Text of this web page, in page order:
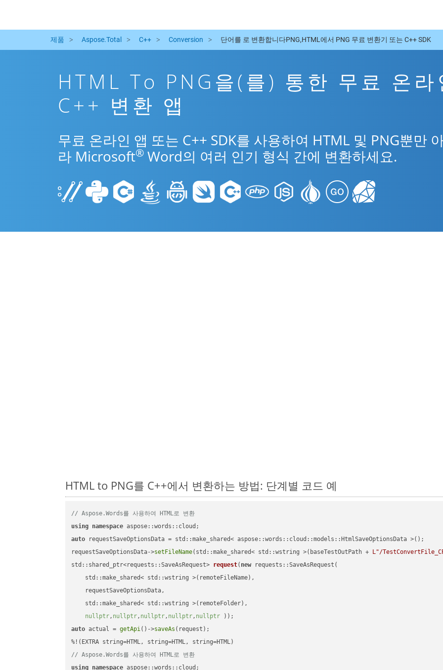
제품 Aspose.Total C++ Conversion 단어를 로 변환합니다PNG,HTML에서 PNG 무료 변환기 또는 C++ SDK
HTML To PNG을(를) 통한 무료 온라
C++ 변환 앱
무료 온라인 앱 또는 C++ SDK를 사용하여 HTML 및 PNG뿐만
라 Microsoft® Word의 여러 인기 형식 간에 변환하세요.
HTML to PNG를 C++에서 변환하는 방법: 단계별 코드 예
// Aspose.Words를 사용하여 HTML로 변환
using namespace
auto requestSaveOptionsData = std::make_shared< aspose::words::cloud::models::HtmlSaveOptionsData >();
requestSaveOptionsData->setFileName(std::make_shared< std::wstring >(baseTestOutPath + L"/
std::shared_ptr<requests::SaveAsRequest> request( new requests::SaveAsRequest(
    std::make_shared< std::wstring >(remoteFileName),
    requestSaveOptionsData,
    std::make_shared< std::wstring >(remoteFolder),
nullptr, nullptr, nullptr, nullptr, nullptr ))
auto actual = getApi()->saveAs (request);
// Aspose.Words를 사용하여 HTML로 변환
using namespace